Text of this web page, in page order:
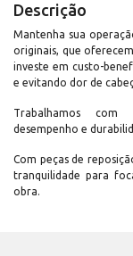
Descrição
Mantenha sua
originais, que
investe em custo-
e evitando dor de
Trabalhamos com
desempenho e
Com peças de
tranquilidade para
obra.